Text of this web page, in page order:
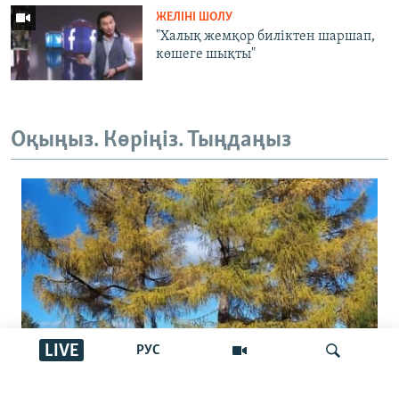
РУС
LIVE
ЖЕЛІНІ ШОЛУ
"Халық жемқор биліктен шаршап,
көшеге шықты"
Оқыңыз. Көріңіз. Тыңдаңыз